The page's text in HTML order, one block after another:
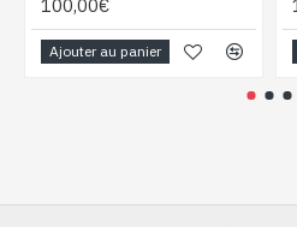
100,00€
Ajouter au panier